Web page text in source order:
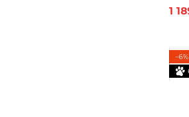
1
−6%